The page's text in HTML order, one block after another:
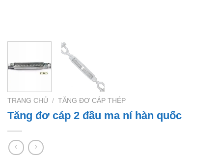
TRANG CHỦ / TĂNG ĐƠ CÁP THÉP
Tăng đơ cáp 2 đầu ma ní hàn quốc